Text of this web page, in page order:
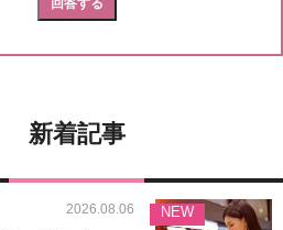
新着記事
2026.08.06 NEW